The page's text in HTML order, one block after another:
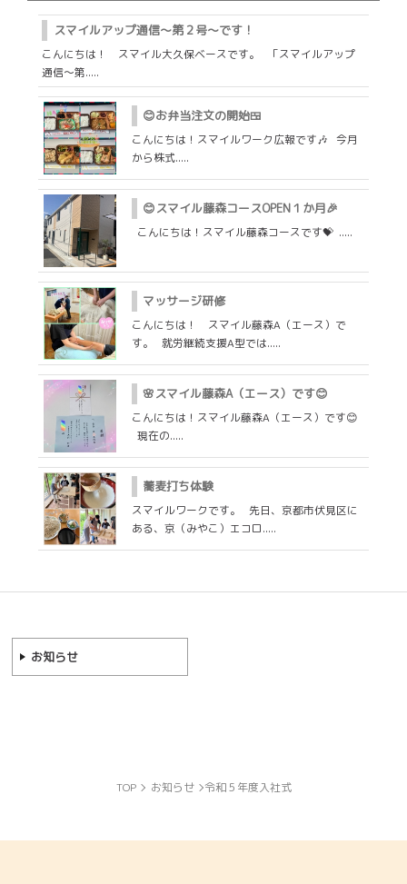
スマイルアップ通信～第２号～です！
こんにちは！ スマイル大久保ベースです。 「スマイルアップ
通信～第.....
😊お弁当注文の開始🍱
こんにちは！スマイルワーク広報です🎶 今月
から株式.....
😊スマイル藤森コースOPEN１か月🎉
こんにちは！スマイル藤森コースです💝 .....
マッサージ研修
こんにちは！ スマイル藤森A（エース）で
す。 就労継続支援A型では.....
🌸スマイル藤森A（エース）です😊
こんにちは！スマイル藤森A（エース）です😊
現在の.....
蕎麦打ち体験
スマイルワークです。 先日、京都市伏見区に
ある、京（みやこ）エコロ.....
お知らせ
TOP お知らせ 令和５年度入社式